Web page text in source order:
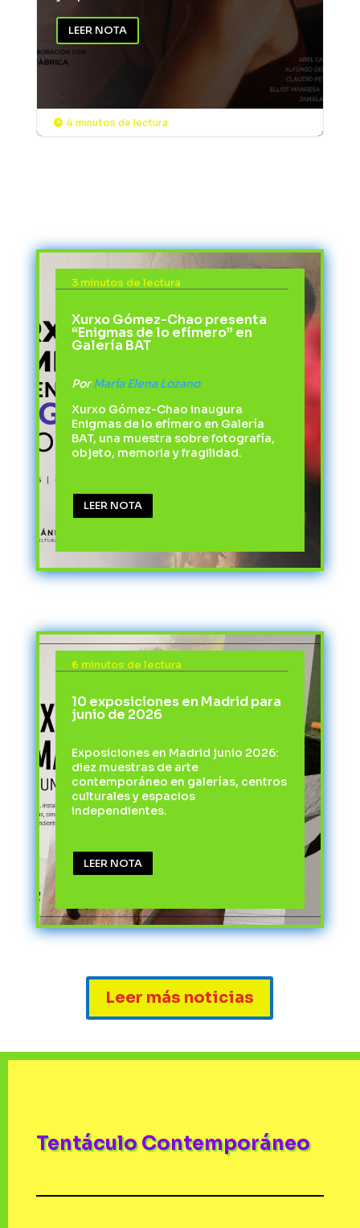
LEER NOTA
 4 minutos de lectura
3 minutos de lectura
Xurxo Gómez-Chao presenta
“Enigmas de lo efímero” en
Galería BAT
PorMaría Elena Lozano
Xurxo Gómez-Chao inaugura
Enigmas de lo efímero en Galería
BAT, una muestra sobre fotografía,
objeto, memoria y fragilidad.
LEER NOTA
6 minutos de lectura
10 exposiciones en Madrid para
junio de 2026
Exposiciones en Madrid junio 2026:
diez muestras de arte
contemporáneo en galerías, centros
culturales y espacios
independientes.
LEER NOTA
Leer más noticias
Tentáculo Contemporáneo